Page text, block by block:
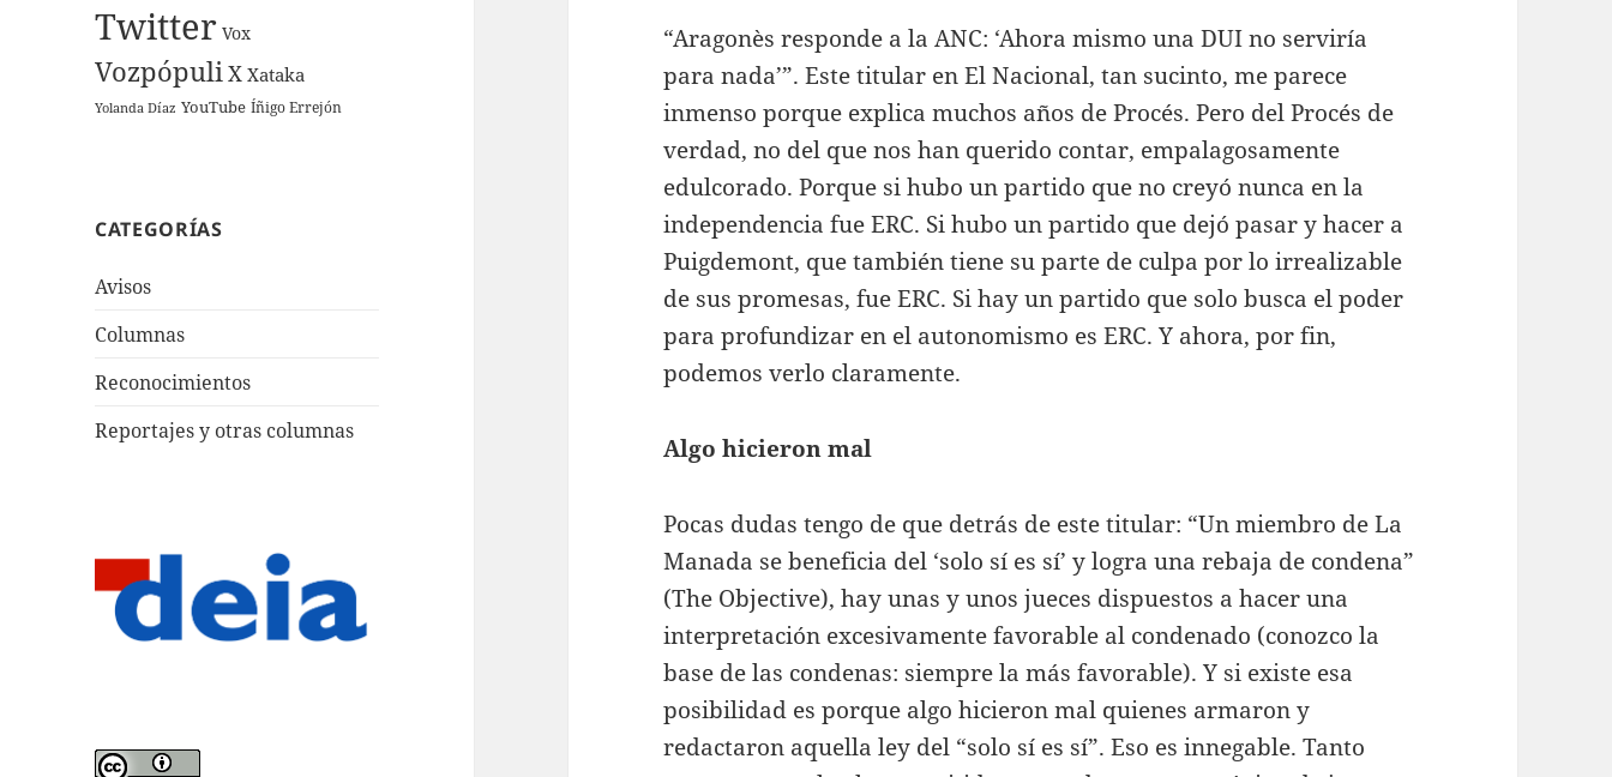
Twitter Vox
Vozpópuli X Xataka
Yolanda Díaz YouTube Íñigo Errejón
CATEGORÍAS
Avisos
Columnas
Reconocimientos
Reportajes y otras columnas
“Aragonès responde a la ANC: ‘Ahora mismo una DUI no serviría
para nada’”. Este titular en El Nacional, tan sucinto, me parece
inmenso porque explica muchos años de Procés. Pero del Procés de
verdad, no del que nos han querido contar, empalagosamente
edulcorado. Porque si hubo un partido que no creyó nunca en la
independencia fue ERC. Si hubo un partido que dejó pasar y hacer a
Puigdemont, que también tiene su parte de culpa por lo irrealizable
de sus promesas, fue ERC. Si hay un partido que solo busca el poder
para profundizar en el autonomismo es ERC. Y ahora, por fin,
podemos verlo claramente.
Algo hicieron mal
Pocas dudas tengo de que detrás de este titular: “Un miembro de La
Manada se beneficia del ‘solo sí es sí’ y logra una rebaja de condena”
(The Objective), hay unas y unos jueces dispuestos a hacer una
interpretación excesivamente favorable al condenado (conozco la
base de las condenas: siempre la más favorable). Y si existe esa
posibilidad es porque algo hicieron mal quienes armaron y
redactaron aquella ley del “solo sí es sí”. Eso es innegable. Tanto